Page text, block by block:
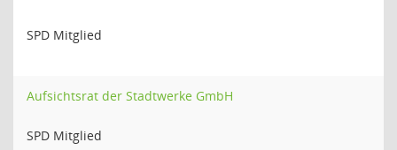
SPD Mitglied
Aufsichtsrat der Stadtwerke GmbH
SPD Mitglied